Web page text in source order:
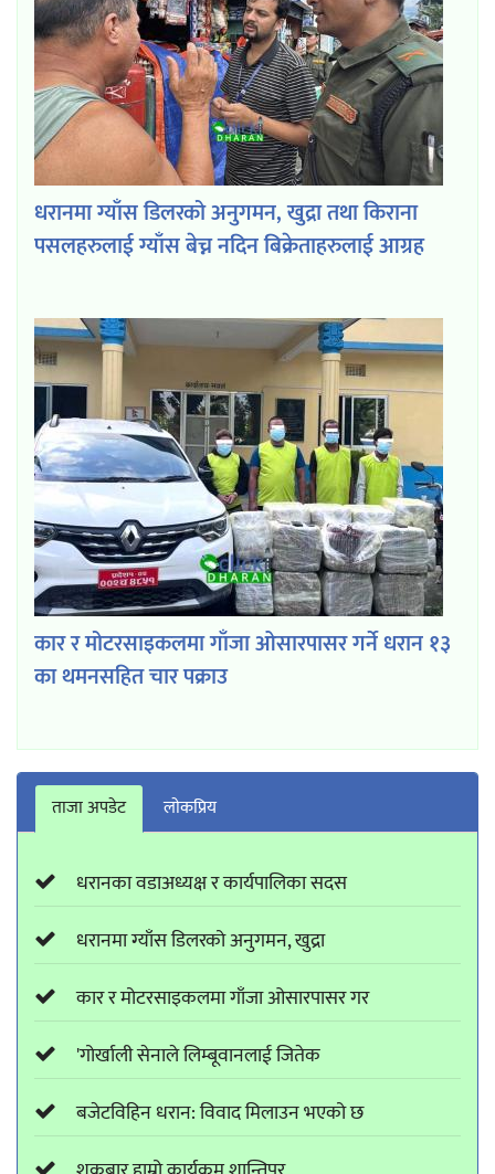
धरानमा ग्याँस डिलरको अनुगमन, खुद्रा तथा किराना
पसलहरुलाई ग्याँस बेच्न नदिन बिक्रेताहरुलाई आग्रह
कार र मोटरसाइकलमा गाँजा ओसारपासर गर्ने धरान १३
का थमनसहित चार पक्राउ
ताजा अपडेट लाेकप्रिय
धरानका वडाअध्यक्ष र कार्यपालिका सदस
धरानमा ग्याँस डिलरको अनुगमन, खुद्रा
कार र मोटरसाइकलमा गाँजा ओसारपासर गर
'गोर्खाली सेनाले लिम्बूवानलाई जितेक
बजेटविहिन धरान: विवाद मिलाउन भएको छ